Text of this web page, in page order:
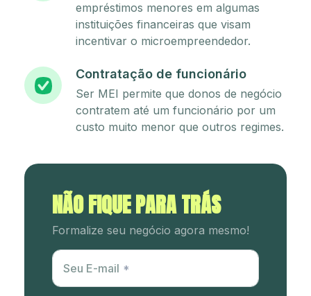
empréstimos menores em algumas
instituições financeiras que visam
incentivar o microempreendedor.
Contratação de funcionário
Ser MEI permite que donos de negócio
contratem até um funcionário por um
custo muito menor que outros regimes.
NÃO FIQUE PARA TRÁS
Formalize seu negócio agora mesmo!
Utm Content
Seu E-mail